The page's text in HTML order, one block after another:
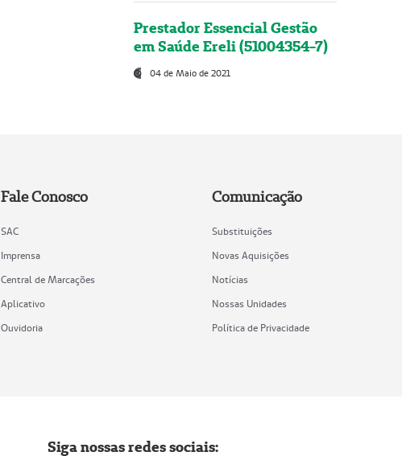
Prestador Essencial Gestão
em Saúde Ereli (51004354-7)
04 de Maio de 2021
Fale Conosco
SAC
Imprensa
Central de Marcações
Aplicativo
Ouvidoria
Comunicação
Substituições
Novas Aquisições
Notícias
Nossas Unidades
Política de Privacidade
Siga nossas redes sociais: